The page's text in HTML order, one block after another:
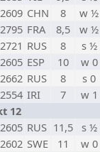
2609 CHN 8
w ½
2795 FRA 8,5
w ½
2721 RUS 8
s ½
2605 ESP 10
w 0
2662 RUS 8
s 0
2554 IRI 7
w 1
12
2605 RUS 11,5
s ½
2602 SWE 11
w 0